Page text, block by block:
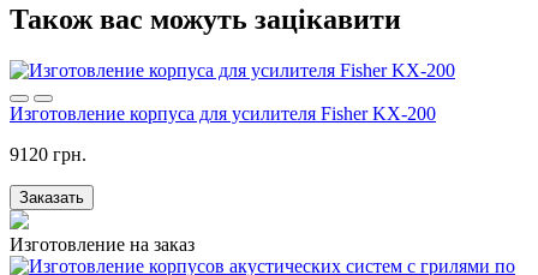
Також вас можуть зацікавити
Изготовление корпуса для усилителя Fisher KX-200
9120 грн.
Заказать
Изготовление на заказ